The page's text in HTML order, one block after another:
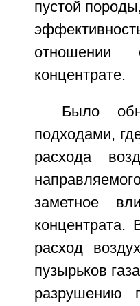
пустой
отношении
концентрате.
Было
подходами,
расхода
заметное
концентрата.
расход
пузырьков
разрушению